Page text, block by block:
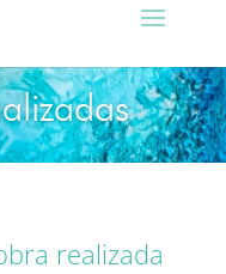
realizada